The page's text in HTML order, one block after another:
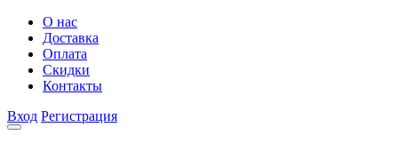
О нас
Доставка
Оплата
Скидки
Контакты
Вход Регистрация